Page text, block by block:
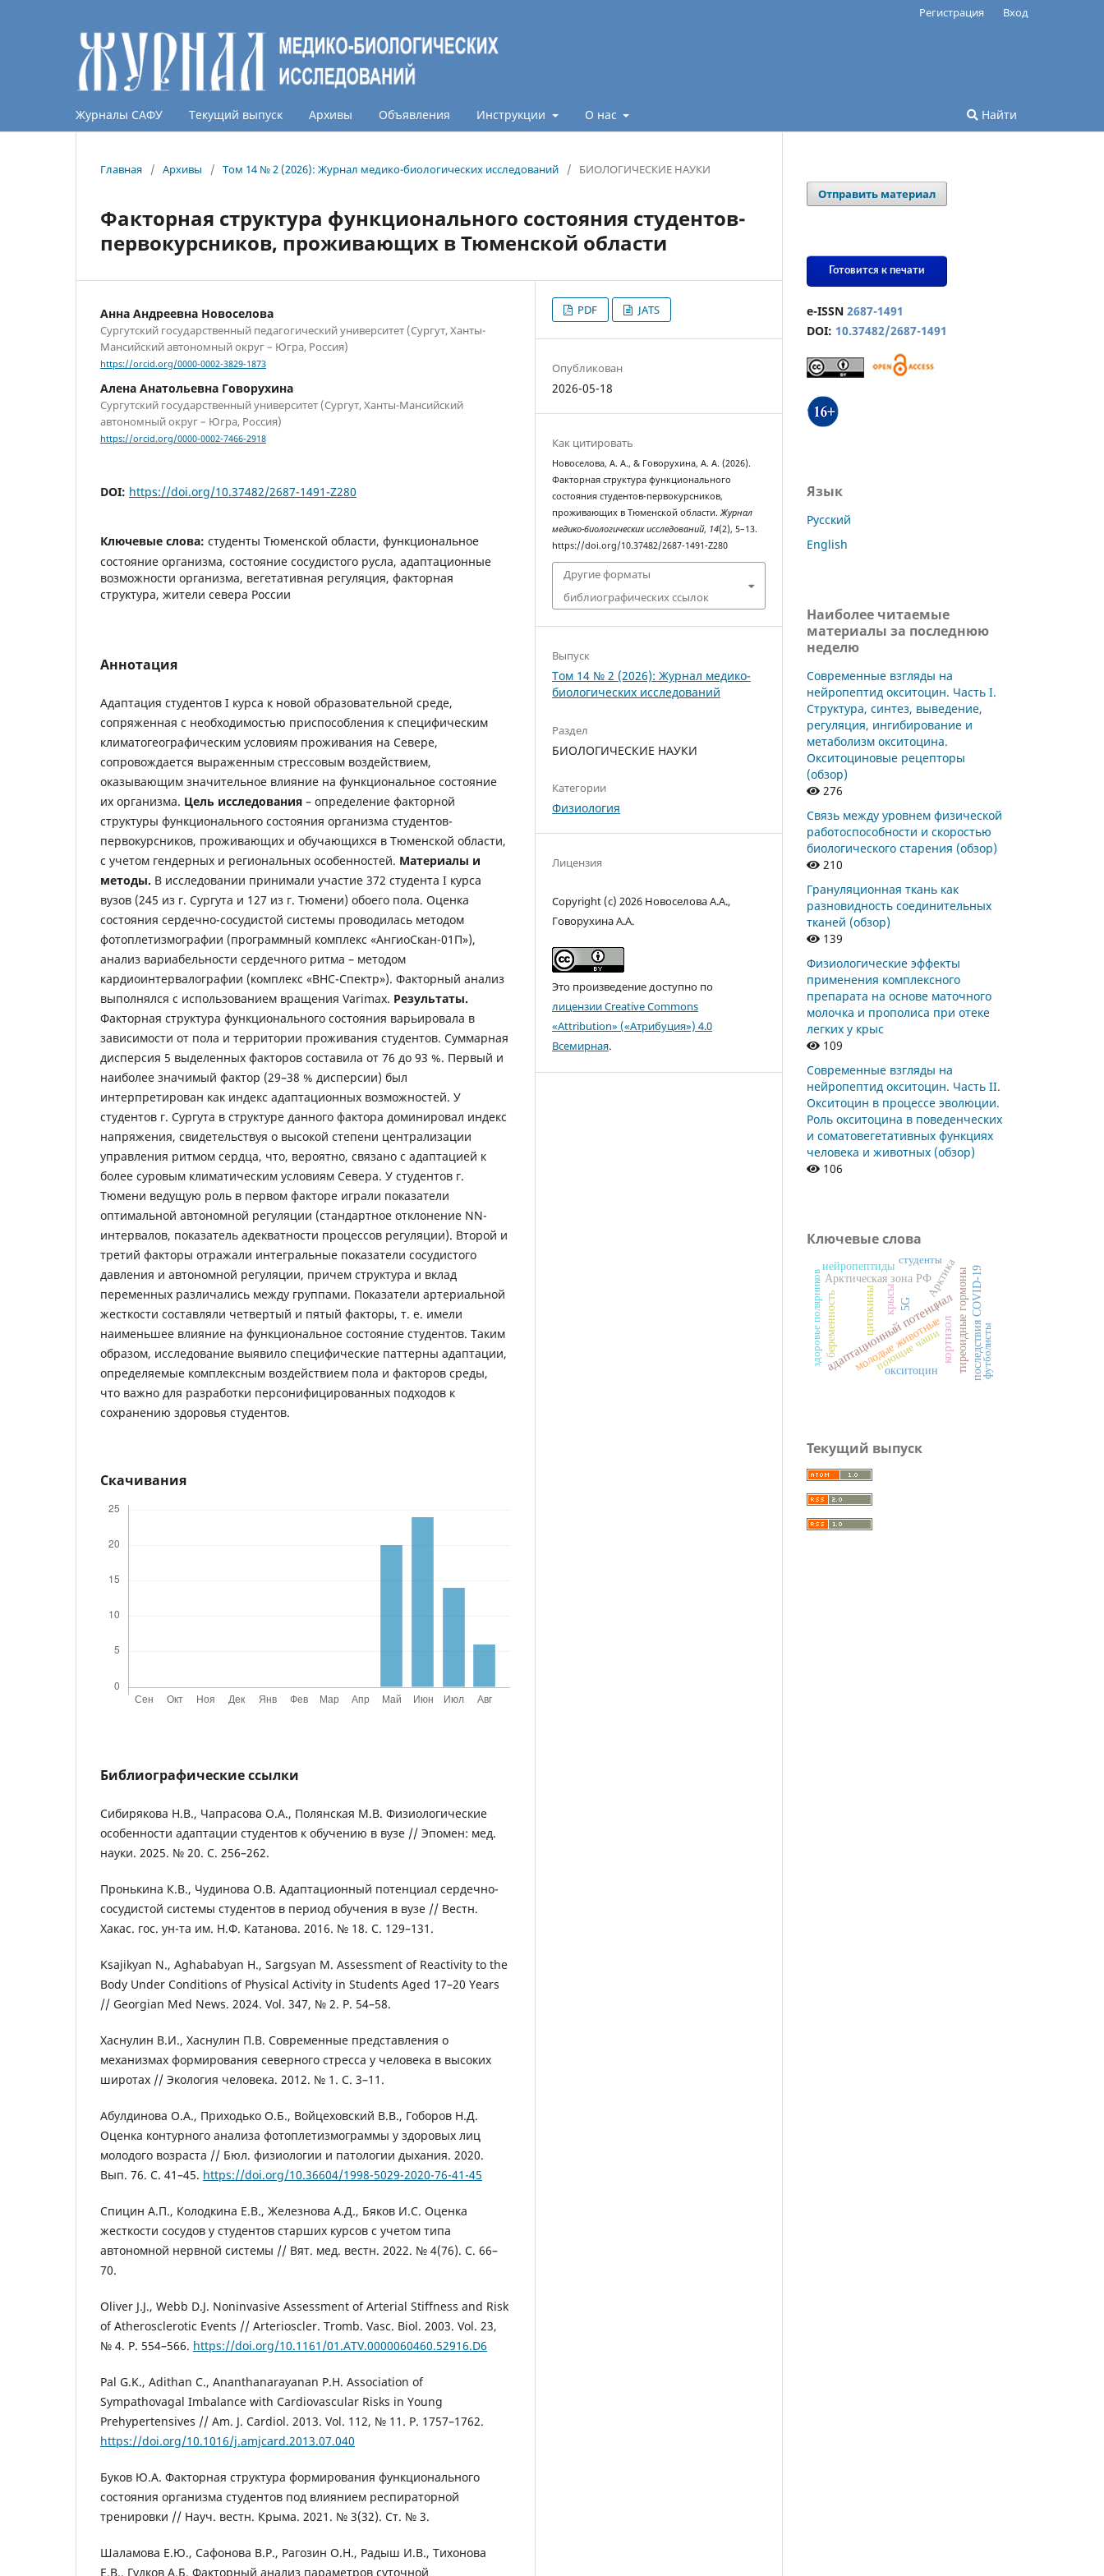
Журналы САФУ Текущий выпуск Архивы Объявления Инструкции О нас Найти
Регистрация Вход
Главная / Архивы / Том 14 № 2 (2026): Журнал медико-биологических исследований / БИОЛОГИЧЕСКИЕ НАУКИ
Факторная структура функционального состояния студентов-
первокурсников, проживающих в Тюменской области
Анна Андреевна Новоселова
Сургутский государственный педагогический университет (Сургут, Ханты-
Мансийский автономный округ – Югра, Россия)
https://orcid.org/0000-0002-3829-1873
Алена Анатольевна Говорухина
Сургутский государственный университет (Сургут, Ханты-Мансийский
автономный округ – Югра, Россия)
https://orcid.org/0000-0002-7466-2918
DOI: https://doi.org/10.37482/2687-1491-Z280
Ключевые слова: студенты Тюменской области, функциональное
состояние организма, состояние сосудистого русла, адаптационные
возможности организма, вегетативная регуляция, факторная
структура, жители севера России
Аннотация
Адаптация студентов I курса к новой образовательной среде,
сопряженная с необходимостью приспособления к специфическим
климатогеографическим условиям проживания на Севере,
сопровождается выраженным стрессовым воздействием,
оказывающим значительное влияние на функциональное состояние
их организма. Цель исследования – определение факторной
структуры функционального состояния организма студентов-
первокурсников, проживающих и обучающихся в Тюменской области,
с учетом гендерных и региональных особенностей. Материалы и
методы. В исследовании принимали участие 372 студента I курса
вузов (245 из г. Сургута и 127 из г. Тюмени) обоего пола. Оценка
состояния сердечно-сосудистой системы проводилась методом
фотоплетизмографии (программный комплекс «АнгиоСкан-01П»),
анализ вариабельности сердечного ритма – методом
кардиоинтервалографии (комплекс «ВНС-Спектр»). Факторный анализ
выполнялся с использованием вращения Varimax. Результаты.
Факторная структура функционального состояния варьировала в
зависимости от пола и территории проживания студентов. Суммарная
дисперсия 5 выделенных факторов составила от 76 до 93 %. Первый и
наиболее значимый фактор (29–38 % дисперсии) был
интерпретирован как индекс адаптационных возможностей. У
студентов г. Сургута в структуре данного фактора доминировал индекс
напряжения, свидетельствуя о высокой степени централизации
управления ритмом сердца, что, вероятно, связано с адаптацией к
более суровым климатическим условиям Севера. У студентов г.
Тюмени ведущую роль в первом факторе играли показатели
оптимальной автономной регуляции (стандартное отклонение NN-
интервалов, показатель адекватности процессов регуляции). Второй и
третий факторы отражали интегральные показатели сосудистого
давления и автономной регуляции, причем структура и вклад
переменных различались между группами. Показатели артериальной
жесткости составляли четвертый и пятый факторы, т. е. имели
наименьшее влияние на функциональное состояние студентов. Таким
образом, исследование выявило специфические паттерны адаптации,
определяемые комплексным воздействием пола и факторов среды,
что важно для разработки персонифицированных подходов к
сохранению здоровья студентов.
Скачивания
Библиографические ссылки
Сибирякова Н.В., Чапрасова О.А., Полянская М.В. Физиологические
особенности адаптации студентов к обучению в вузе // Эпомен: мед.
науки. 2025. № 20. С. 256–262.
Пронькина К.В., Чудинова О.В. Адаптационный потенциал сердечно-
сосудистой системы студентов в период обучения в вузе // Вестн.
Хакас. гос. ун-та им. Н.Ф. Катанова. 2016. № 18. С. 129–131.
Ksajikyan N., Aghababyan H., Sargsyan M. Assessment of Reactivity to the
Body Under Conditions of Physical Activity in Students Aged 17–20 Years
// Georgian Med News. 2024. Vol. 347, № 2. Р. 54–58.
Хаснулин В.И., Хаснулин П.В. Современные представления о
механизмах формирования северного стресса у человека в высоких
широтах // Экология человека. 2012. № 1. С. 3–11.
Абулдинова О.А., Приходько О.Б., Войцеховский В.В., Гоборов Н.Д.
Оценка контурного анализа фотоплетизмограммы у здоровых лиц
молодого возраста // Бюл. физиологии и патологии дыхания. 2020.
Вып. 76. С. 41–45. https://doi.org/10.36604/1998-5029-2020-76-41-45
Спицин А.П., Колодкина Е.В., Железнова А.Д., Бяков И.С. Оценка
жесткости сосудов у студентов старших курсов с учетом типа
автономной нервной системы // Вят. мед. вестн. 2022. № 4(76). С. 66–
70.
Oliver J.J., Webb D.J. Noninvasive Assessment of Arterial Stiffness and Risk
of Atherosclerotic Events // Arterioscler. Tromb. Vasc. Biol. 2003. Vol. 23,
№ 4. P. 554–566. https://doi.org/10.1161/01.ATV.0000060460.52916.D6
Pal G.K., Adithan C., Ananthanarayanan P.H. Association of
Sympathovagal Imbalance with Cardiovascular Risks in Young
Prehypertensives // Am. J. Cardiol. 2013. Vol. 112, № 11. Р. 1757–1762.
https://doi.org/10.1016/j.amjcard.2013.07.040
Буков Ю.А. Факторная структура формирования функционального
состояния организма студентов под влиянием респираторной
тренировки // Науч. вестн. Крыма. 2021. № 3(32). Ст. № 3.
Шаламова Е.Ю., Сафонова В.Р., Рагозин О.Н., Радыш И.В., Тихонова
Е.В., Гудков А.Б. Факторный анализ параметров суточной
PDF JATS
Опубликован
2026-05-18
Как цитировать
Новоселова, А. А., & Говорухина, А. А. (2026).
Факторная структура функционального
состояния студентов-первокурсников,
проживающих в Тюменской области.Журнал
медико-биологических исследований, 14(2), 5–13.
https://doi.org/10.37482/2687-1491-Z280
Другие форматы
библиографических ссылок
Выпуск
Том 14 № 2 (2026): Журнал медико-
биологических исследований
Раздел
БИОЛОГИЧЕСКИЕ НАУКИ
Категории
Физиология
Лицензия
Copyright (c) 2026 Новоселова А.А.,
Говорухина А.А.
Это произведение доступно по
лицензии Creative Commons
«Attribution» («Атрибуция») 4.0
Всемирная.
Отправить материал
Готовится к печати
e-ISSN 2687-1491
DOI: 10.37482/2687-1491
Язык
Русский
English
Наиболее читаемые
материалы за последнюю
неделю
Современные взгляды на
нейропептид окситоцин. Часть I.
Структура, синтез, выведение,
регуляция, ингибирование и
метаболизм окситоцина.
Окситоциновые рецепторы
(обзор)
276
Связь между уровнем физической
работоспособности и скоростью
биологического старения (обзор)
210
Грануляционная ткань как
разновидность соединительных
тканей (обзор)
139
Физиологические эффекты
применения комплексного
препарата на основе маточного
молочка и прополиса при отеке
легких у крыс
109
Современные взгляды на
нейропептид окситоцин. Часть II.
Окситоцин в процессе эволюции.
Роль окситоцина в поведенческих
и соматовегетативных функциях
человека и животных (обзор)
106
Ключевые слова
адаптационный потенциал
кортизолтиреоидные гормоны
беременность цитокины
Арктическая зона РФ
молодые животные
крысы
Арктика
поющие чаши последствия COVID-19
нейропептиды
окситоцин
5G
студенты
футболисты
здоровье полярников
Текущий выпуск